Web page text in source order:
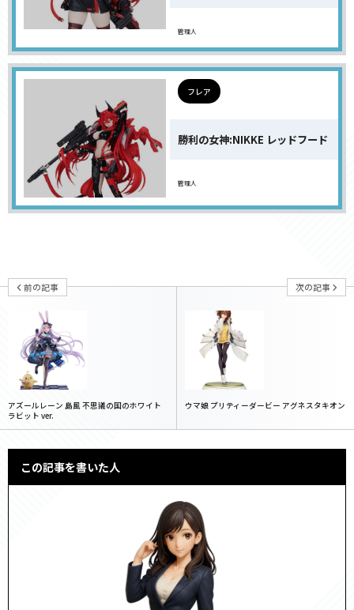
管理人
フレア
勝利の女神:NIKKE レッドフード
管理人
前の記事
アズールレーン 島風 不思議の国のホワイト
ラビット ver.
次の記事
ウマ娘 プリティーダービー アグネスタキオン
この記事を書いた人